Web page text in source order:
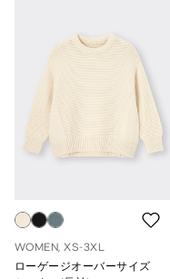
WOMEN, XS-3XL
ローゲージオーバーサイズ